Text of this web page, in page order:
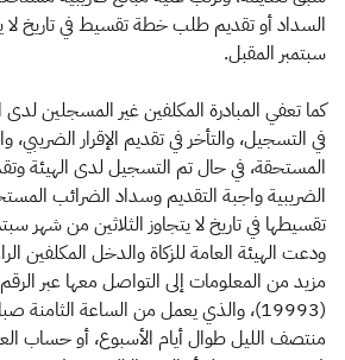
السداد أو تقديم طلب خطة تقسيط في تاريخ لا
سبتمبر المقبل.
كما تعفي المبادرة المكلفين غير المسجلين لدى
في التسجيل، والتأخر في تقديم الإقرار الضريبي،
المستحقة، في حال تم التسجيل لدى الهيئة
الضريبية واجبة التقديم وسداد الضرائب
تقسيطها في تاريخ لا يتجاوز الثلاثين من شهر
ودعت الهيئة العامة للزكاة والدخل المكلفين
مزيد من المعلومات إلى التواصل معها عبر
(19993)، والذي يعمل من الساعة الثامنة
منتصف الليل طوال أيام الأسبوع، أو حساب